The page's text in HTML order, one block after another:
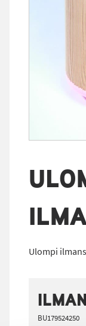
Ulompi
BU179524250